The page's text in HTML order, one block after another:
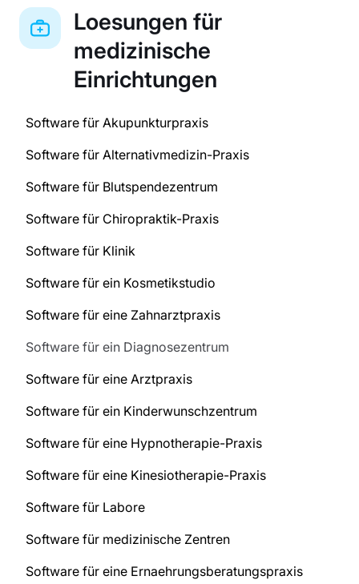
Loesungen für
medizinische
Einrichtungen
Software für Akupunkturpraxis
Software für Alternativmedizin-Praxis
Software für Blutspendezentrum
Software für Chiropraktik-Praxis
Software für Klinik
Software für ein Kosmetikstudio
Software für eine Zahnarztpraxis
Software für ein Diagnosezentrum
Software für eine Arztpraxis
Software für ein Kinderwunschzentrum
Software für eine Hypnotherapie-Praxis
Software für eine Kinesiotherapie-Praxis
Software für Labore
Software für medizinische Zentren
Software für eine Ernaehrungsberatungspraxis